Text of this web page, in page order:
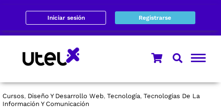
Iniciar sesión Registrarse
Cursos, Diseño Y Desarrollo Web, Tecnología, Tecnologias De La
Información Y Comunicación